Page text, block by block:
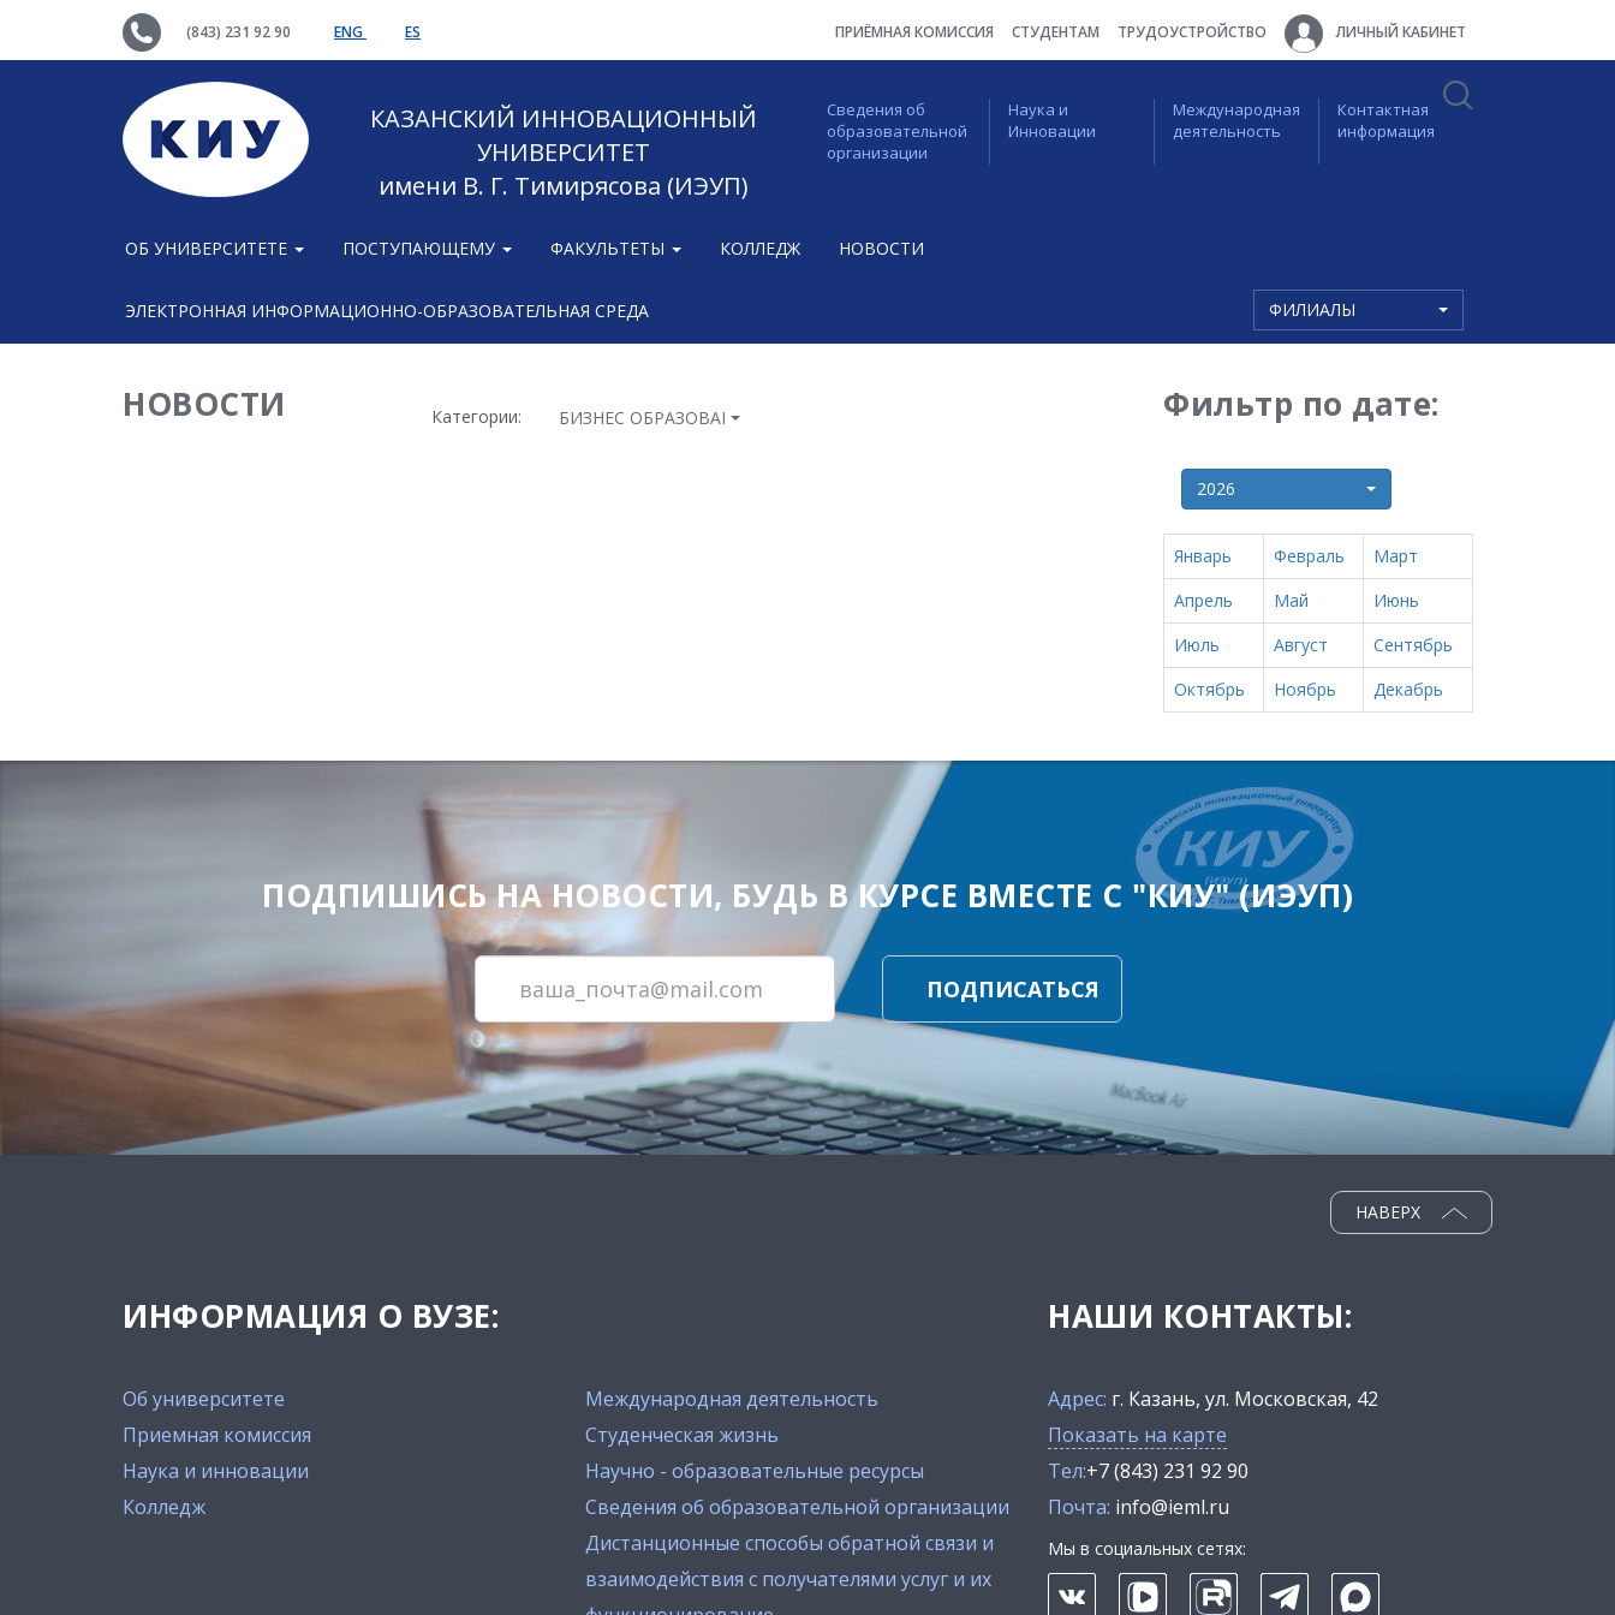
(843) 231 92 90 ENG ES ПРИЁМНАЯ КОМИССИЯ СТУДЕНТАМ ТРУДОУСТРОЙСТВО ЛИЧНЫЙ КАБИНЕТ
КАЗАНСКИЙ ИННОВАЦИОННЫЙ
УНИВЕРСИТЕТ
имени В. Г. Тимирясова (ИЭУП)
Сведения об
образовательной
организации
Наука и
Инновации
Международная
деятельность
Контактная
информация
ОБ УНИВЕРСИТЕТЕ ПОСТУПАЮЩЕМУ ФАКУЛЬТЕТЫ КОЛЛЕДЖ НОВОСТИ
ЭЛЕКТРОННАЯ ИНФОРМАЦИОННО-ОБРАЗОВАТЕЛЬНАЯ СРЕДА ФИЛИАЛЫ
НОВОСТИ Категории: БИЗНЕС ОБРАЗОВАНИЕ Фильтр по дате:
2026
Январь Февраль
Март
Апрель
Май
Июнь
Июль
Август
Сентябрь
Октябрь
Ноябрь Декабрь
ПОДПИШИСЬ НА НОВОСТИ, БУДЬ В КУРСЕ ВМЕСТЕ С "КИУ" (ИЭУП)
ПОДПИСАТЬСЯ
ИНФОРМАЦИЯ О ВУЗЕ:
Об университете
Приемная комиссия
Наука и инновации
Колледж
Международная деятельность
Студенческая жизнь
Научно - образовательные ресурсы
Сведения об образовательной организации
Дистанционные способы обратной связи и
взаимодействия с получателями услуг и их
НАВЕРХ
НАШИ КОНТАКТЫ:
Адрес: г. Казань, ул. Московская, 42
Показать на карте
Тел:+7 (843) 231 92 90
Почта: info@ieml.ru
Мы в социальных сетях: